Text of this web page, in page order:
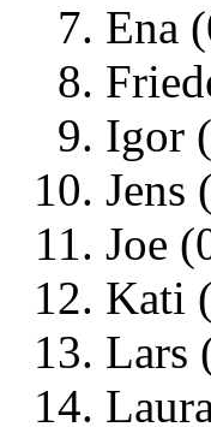
Ena
Igor
Jens
Joe
Kati
Lars